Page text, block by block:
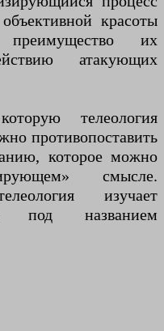
красоты
преимущество их
атакующих
телеология
противопоставить
которое можно
смысле.
изучает
под названием